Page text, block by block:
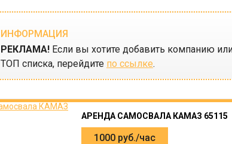
ИНФОРМАЦИЯ
РЕКЛАМА! Если вы хотите добавить компанию
ТОП списка, перейдите по ссылке.
АРЕНДА САМОСВАЛА КАМАЗ 65115
1000 руб./час